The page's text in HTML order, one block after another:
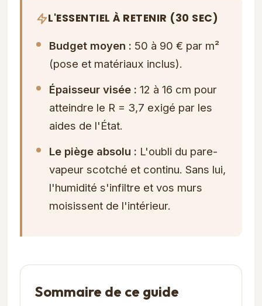
L'ESSENTIEL À RETENIR (30 SEC)
Budget moyen : 50 à 90 € par m²
(pose et matériaux inclus).
Épaisseur visée : 12 à 16 cm pour
atteindre le R = 3,7 exigé par les
aides de l'État.
Le piège absolu : L'oubli du pare-
vapeur scotché et continu. Sans lui,
l'humidité s'infiltre et vos murs
moisissent de l'intérieur.
Sommaire de ce guide